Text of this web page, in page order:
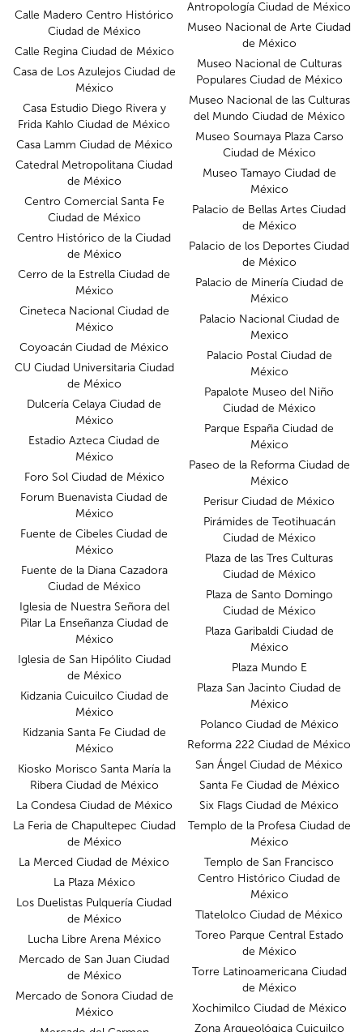
Calle Madero Centro Histórico
Ciudad de México
Calle Regina Ciudad de México
Casa de Los Azulejos Ciudad de
México
Casa Estudio Diego Rivera y
Frida Kahlo Ciudad de México
Casa Lamm Ciudad de México
Catedral Metropolitana Ciudad
de México
Centro Comercial Santa Fe
Ciudad de México
Centro Histórico de la Ciudad
de México
Cerro de la Estrella Ciudad de
México
Cineteca Nacional Ciudad de
México
Coyoacán Ciudad de México
CU Ciudad Universitaria Ciudad
de México
Dulcería Celaya Ciudad de
México
Estadio Azteca Ciudad de
México
Foro Sol Ciudad de México
Forum Buenavista Ciudad de
México
Fuente de Cibeles Ciudad de
México
Fuente de la Diana Cazadora
Ciudad de México
Iglesia de Nuestra Señora del
Pilar La Enseñanza Ciudad de
México
Iglesia de San Hipólito Ciudad
de México
Kidzania Cuicuilco Ciudad de
México
Kidzania Santa Fe Ciudad de
México
Kiosko Morisco Santa María la
Ribera Ciudad de México
La Condesa Ciudad de México
La Feria de Chapultepec Ciudad
de México
La Merced Ciudad de México
La Plaza México
Los Duelistas Pulquería Ciudad
de México
Lucha Libre Arena México
Mercado de San Juan Ciudad
de México
Mercado de Sonora Ciudad de
México
Antropología Ciudad de México
Museo Nacional de Arte Ciudad
de México
Museo Nacional de Culturas
Populares Ciudad de México
Museo Nacional de las Culturas
del Mundo Ciudad de México
Museo Soumaya Plaza Carso
Ciudad de México
Museo Tamayo Ciudad de
México
Palacio de Bellas Artes Ciudad
de México
Palacio de los Deportes Ciudad
de México
Palacio de Minería Ciudad de
México
Palacio Nacional Ciudad de
Mexico
Palacio Postal Ciudad de
México
Papalote Museo del Niño
Ciudad de México
Parque España Ciudad de
México
Paseo de la Reforma Ciudad de
México
Perisur Ciudad de México
Pirámides de Teotihuacán
Ciudad de México
Plaza de las Tres Culturas
Ciudad de México
Plaza de Santo Domingo
Ciudad de México
Plaza Garibaldi Ciudad de
México
Plaza Mundo E
Plaza San Jacinto Ciudad de
México
Polanco Ciudad de México
Reforma 222 Ciudad de México
San Ángel Ciudad de México
Santa Fe Ciudad de México
Six Flags Ciudad de México
Templo de la Profesa Ciudad de
México
Templo de San Francisco
Centro Histórico Ciudad de
México
Tlatelolco Ciudad de México
Toreo Parque Central Estado
de México
Torre Latinoamericana Ciudad
de México
Xochimilco Ciudad de México
Zona Arqueológica Cuicuilco